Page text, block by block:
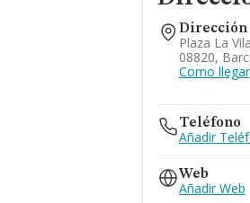
Dirección
Plaza La
08820,
Como llegar
Teléfono
Añadir
Web
Añadir Web